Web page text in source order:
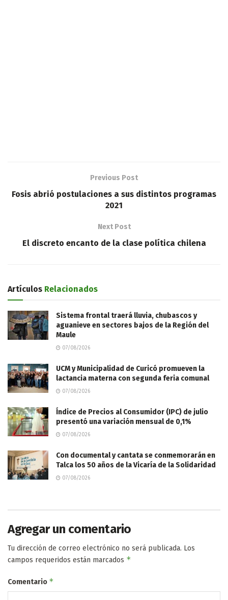
Previous Post
Fosis abrió postulaciones a sus distintos programas
2021
Next Post
El discreto encanto de la clase política chilena
Artículos Relacionados
Sistema frontal traerá lluvia, chubascos y
aguanieve en sectores bajos de la Región del
Maule
07/08/2026
UCM y Municipalidad de Curicó promueven la
lactancia materna con segunda feria comunal
07/08/2026
Índice de Precios al Consumidor (IPC) de julio
presentó una variación mensual de 0,1%
07/08/2026
Con documental y cantata se conmemorarán en
Talca los 50 años de la Vicaría de la Solidaridad
07/08/2026
Agregar un comentario
Tu dirección de correo electrónico no será publicada. Los
campos requeridos están marcados *
Comentario *